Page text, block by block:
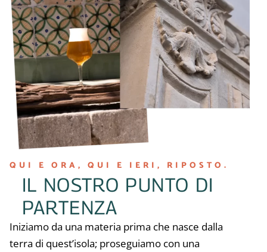
QUI E ORA, QUI E IERI, RIPOSTO.
IL NOSTRO PUNTO DI
PARTENZA
Iniziamo da una materia prima che nasce dalla
terra di quest’isola; proseguiamo con una